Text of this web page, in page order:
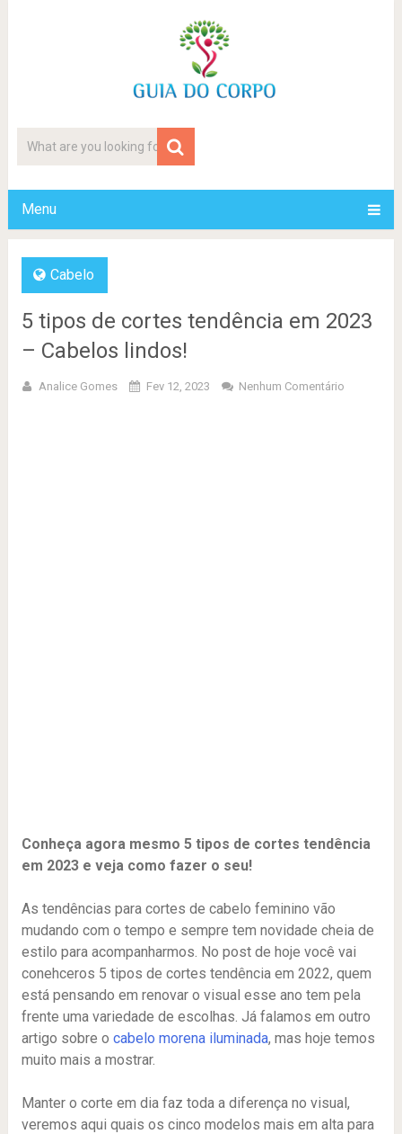
Menu
Cabelo
5 tipos de cortes tendência em 2023
– Cabelos lindos!
Analice Gomes Fev 12, 2023 Nenhum Comentário
Conheça agora mesmo 5 tipos de cortes tendência
em 2023 e veja como fazer o seu!
As tendências para cortes de cabelo feminino vão
mudando com o tempo e sempre tem novidade cheia de
estilo para acompanharmos. No post de hoje você vai
conehceros 5 tipos de cortes tendência em 2022, quem
está pensando em renovar o visual esse ano tem pela
frente uma variedade de escolhas. Já falamos em outro
artigo sobre o cabelo morena iluminada, mas hoje temos
muito mais a mostrar.
Manter o corte em dia faz toda a diferença no visual,
veremos aqui quais os cinco modelos mais em alta para